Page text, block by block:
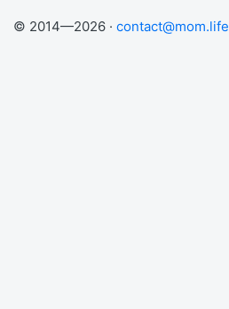
© 2014—2026 · contact@mom.life